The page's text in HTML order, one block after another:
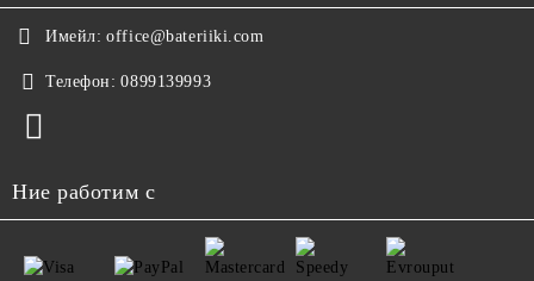
Имейл: office@bateriiki.com
Телефон: 0899139993
Ние работим с